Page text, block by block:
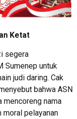
Ketat
segera
Sumenep untuk
judi daring. Cak
bahwa ASN
mencoreng nama
moral pelayanan